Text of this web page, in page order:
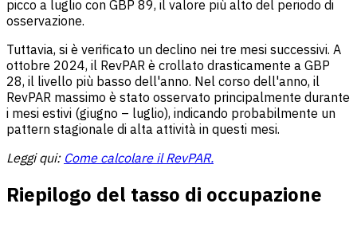
picco a luglio con GBP 89, il valore più alto del periodo di
osservazione.
Tuttavia, si è verificato un declino nei tre mesi successivi. A
ottobre 2024, il RevPAR è crollato drasticamente a GBP
28, il livello più basso dell'anno. Nel corso dell'anno, il
RevPAR massimo è stato osservato principalmente durante
i mesi estivi (giugno – luglio), indicando probabilmente un
pattern stagionale di alta attività in questi mesi.
Leggi qui: Come calcolare il RevPAR.
Riepilogo del tasso di occupazione